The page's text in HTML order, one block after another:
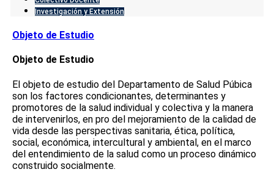
Investigación y Extensión
Objeto de Estudio
Objeto de Estudio
El objeto de estudio del Departamento de Salud Púbica
son los factores condicionantes, determinantes y
promotores de la salud individual y colectiva y la manera
de intervenirlos, en pro del mejoramiento de la calidad de
vida desde las perspectivas sanitaria, ética, política,
social, económica, intercultural y ambiental, en el marco
del entendimiento de la salud como un proceso dinámico
construido socialmente.